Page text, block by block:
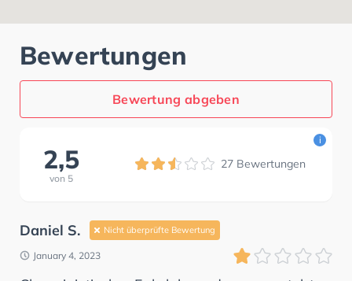
Bewertungen
Bewertung abgeben
2,5
von 5
27 Bewertungen
i
Daniel S. Nicht überprüfte Bewertung
January 4, 2023